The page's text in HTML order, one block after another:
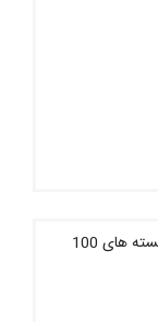
شان یکبار مصرف استریل پرفوره 100*100 بسته های 100